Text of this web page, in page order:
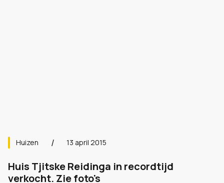
Huizen 13 april 2015
Huis Tjitske Reidinga in recordtijd
verkocht. Zie foto's